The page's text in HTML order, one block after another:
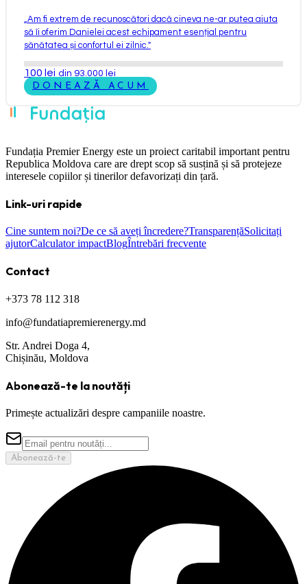
Am fi extrem de recunoscători dacă cineva ne-ar putea ajuta
să îi oferim Danielei acest echipament esențial pentru
sănătatea și confortul ei zilnic. "
100 lei din 93.000 lei
DONEAZĂ ACUM
Fundația Premier Energy este un proiect caritabil important pentru
Republica Moldova care are drept scop să susțină și să protejeze
interesele copiilor și tinerilor defavorizați din țară.
Link-uri rapide
Cine suntem noi?De ce să aveți încredere?TransparențăSolicitați
ajutorCalculator impactBlogÎntrebări frecvente
Contact
+373 78 112 318
info@fundatiapremierenergy.md
Str. Andrei Doga 4,
Chișinău, Moldova
Abonează-te la noutăți
Primește actualizări despre campaniile noastre.
Abonează-te